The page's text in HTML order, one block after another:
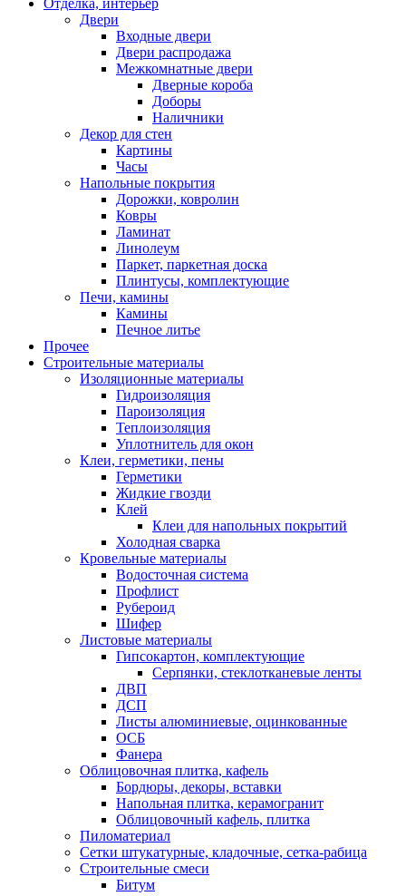
Двери
Входные двери
Двери распродажа
Межкомнатные двери
Дверные короба
Доборы
Наличники
Декор для стен
Картины
Часы
Напольные покрытия
Дорожки, ковролин
Ковры
Ламинат
Линолеум
Паркет, паркетная доска
Плинтусы, комплектующие
Печи, камины
Камины
Печное литье
Прочее
Строительные материалы
Изоляционные материалы
Гидроизоляция
Пароизоляция
Теплоизоляция
Уплотнитель для окон
Клеи, герметики, пены
Герметики
Жидкие гвозди
Клей
Клеи для напольных покрытий
Холодная сварка
Кровельные материалы
Водосточная система
Профлист
Рубероид
Шифер
Листовые материалы
Гипсокартон, комплектующие
Серпянки, стеклотканевые ленты
ДВП
ДСП
Листы алюминиевые, оцинкованные
ОСБ
Фанера
Облицовочная плитка, кафель
Бордюры, декоры, вставки
Напольная плитка, керамогранит
Облицовочный кафель, плитка
Пиломатериал
Сетки штукатурные, кладочные, сетка-рабица
Строительные смеси
Битум